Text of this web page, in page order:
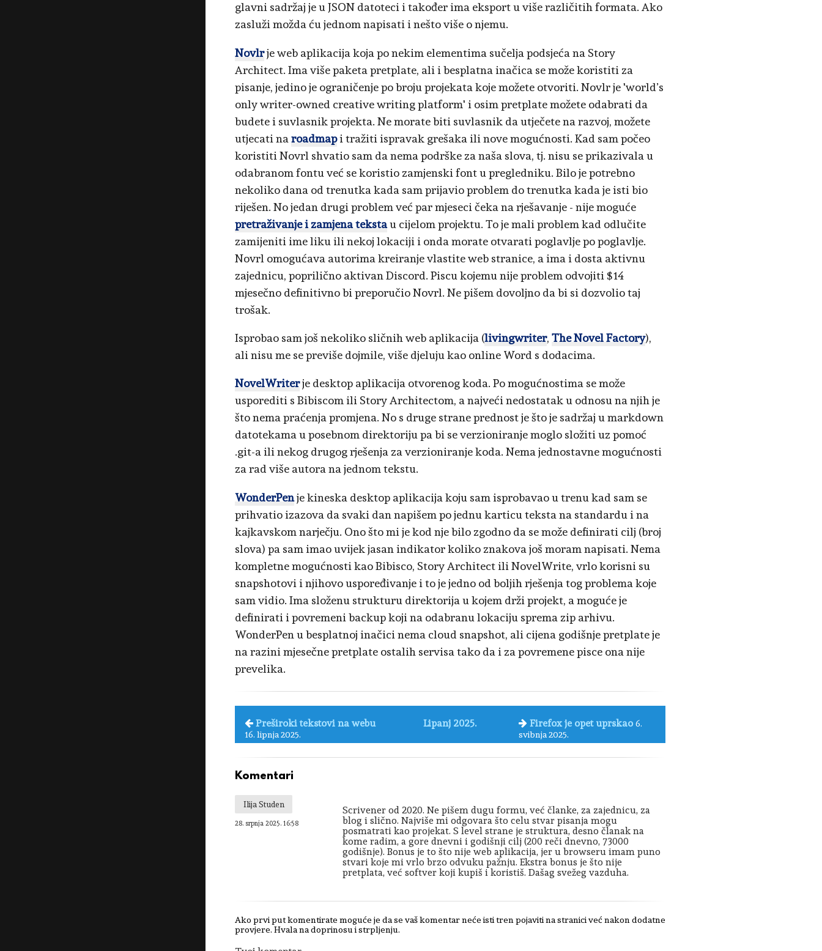
glavni sadržaj je u JSON datoteci i također ima eksport u više različitih formata. Ako
zasluži možda ću jednom napisati i nešto više o njemu.
Novlrje web aplikacija koja po nekim elementima sučelja podsjeća na Story
Architect. Ima više paketa pretplate, ali i besplatna inačica se može koristiti za
pisanje, jedino je ograničenje po broju projekata koje možete otvoriti. Novlr je 'world’s
only writer-owned creative writing platform' i osim pretplate možete odabrati da
budete i suvlasnik projekta. Ne morate biti suvlasnik da utječete na razvoj, možete
utjecati na roadmapi tražiti ispravak grešaka ili nove mogućnosti. Kad sam počeo
koristiti Novrl shvatio sam da nema podrške za naša slova, tj. nisu se prikazivala u
odabranom fontu već se koristio zamjenski font u pregledniku. Bilo je potrebno
nekoliko dana od trenutka kada sam prijavio problem do trenutka kada je isti bio
riješen. No jedan drugi problem već par mjeseci čeka na rješavanje - nije moguće
pretraživanje i zamjena tekstau cijelom projektu. To je mali problem kad odlučite
zamijeniti ime liku ili nekoj lokaciji i onda morate otvarati poglavlje po poglavlje.
Novrl omogućava autorima kreiranje vlastite web stranice, a ima i dosta aktivnu
zajednicu, poprilično aktivan Discord. Piscu kojemu nije problem odvojiti $14
mjesečno definitivno bi preporučio Novrl. Ne pišem dovoljno da bi si dozvolio taj
trošak.
Isprobao sam još nekoliko sličnih web aplikacija (livingwriter, The Novel Factory),
ali nisu me se previše dojmile, više djeluju kao online Word s dodacima.
NovelWriterje desktop aplikacija otvorenog koda. Po mogućnostima se može
usporediti s Bibiscom ili Story Architectom, a najveći nedostatak u odnosu na njih je
što nema praćenja promjena. No s druge strane prednost je što je sadržaj u markdown
datotekama u posebnom direktoriju pa bi se verzioniranje moglo složiti uz pomoć
.git-a ili nekog drugog rješenja za verzioniranje koda. Nema jednostavne mogućnosti
za rad više autora na jednom tekstu.
WonderPenje kineska desktop aplikacija koju sam isprobavao u trenu kad sam se
prihvatio izazova da svaki dan napišem po jednu karticu teksta na standardu i na
kajkavskom narječju. Ono što mi je kod nje bilo zgodno da se može definirati cilj (broj
slova) pa sam imao uvijek jasan indikator koliko znakova još moram napisati. Nema
kompletne mogućnosti kao Bibisco, Story Architect ili NovelWrite, vrlo korisni su
snapshotovi i njihovo uspoređivanje i to je jedno od boljih rješenja tog problema koje
sam vidio. Ima složenu strukturu direktorija u kojem drži projekt, a moguće je
definirati i povremeni backup koji na odabranu lokaciju sprema zip arhivu.
WonderPen u besplatnoj inačici nema cloud snapshot, ali cijena godišnje pretplate je
na razini mjesečne pretplate ostalih servisa tako da i za povremene pisce ona nije
prevelika.
Preširoki tekstovi na webu
16. lipnja 2025.
Lipanj 2025. Firefox je opet uprskao 6.
svibnja 2025.
Komentari
Ilija Studen
28. srpnja 2025. 16:58
Scrivener od 2020. Ne pišem dugu formu, već članke, za zajednicu, za
blog i slično. Najviše mi odgovara što celu stvar pisanja mogu
posmatrati kao projekat. S level strane je struktura, desno članak na
kome radim, a gore dnevni i godišnji cilj (200 reči dnevno, 73000
godišnje). Bonus je to što nije web aplikacija, jer u browseru imam puno
stvari koje mi vrlo brzo odvuku pažnju. Ekstra bonus je što nije
pretplata, već softver koji kupiš i koristiš. Dašag svežeg vazduha.
Ako prvi put komentirate moguće je da se vaš komentar neće isti tren pojaviti na stranici već nakon dodatne
provjere. Hvala na doprinosu i strpljenju.